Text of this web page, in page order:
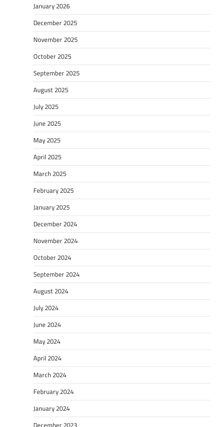
January 2026
December 2025
November 2025
October 2025
September 2025
August 2025
July 2025
June 2025
May 2025
April 2025
March 2025
February 2025
January 2025
December 2024
November 2024
October 2024
September 2024
August 2024
July 2024
June 2024
May 2024
April 2024
March 2024
February 2024
January 2024
December 2023